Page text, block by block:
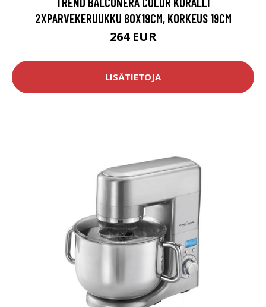
2XPARVEKERUUKKU 80X19CM, KORKEUS 19CM
264 EUR
LISÄTIETOJA